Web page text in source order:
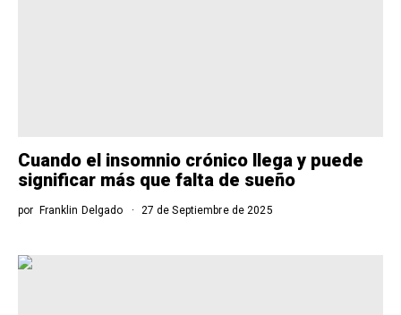
Cuando el insomnio crónico llega y puede
significar más que falta de sueño
por Franklin Delgado 27 de Septiembre de 2025